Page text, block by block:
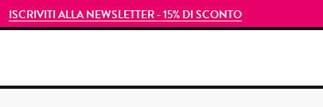
ISCRIVITI ALLA NEWSLETTER - 15% DI SCONTO